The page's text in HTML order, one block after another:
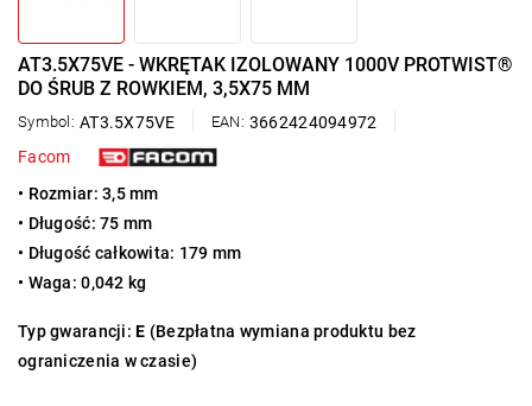
AT3.5X75VE - WKRĘTAK IZOLOWANY 1000V PROTWIST®
DO ŚRUB Z ROWKIEM, 3,5X75 MM
Symbol: AT3.5X75VE EAN: 3662424094972
Facom
• Rozmiar: 3,5 mm
• Długość: 75 mm
• Długość całkowita: 179 mm
• Waga: 0,042 kg
Typ gwarancji:E (Bezpłatna wymiana produktu bez
ograniczenia w czasie)